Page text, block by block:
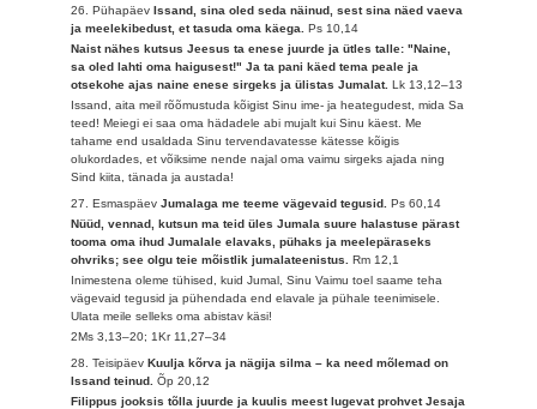
26. PühapäevIssand, sina oled seda näinud, sest sina näed vaeva
ja meelekibedust, et tasuda oma käega.Ps 10,14
Naist nähes kutsus Jeesus ta enese juurde ja ütles talle: "Naine,
sa oled lahti oma haigusest!" Ja ta pani käed tema peale ja
otsekohe ajas naine enese sirgeks ja ülistas Jumalat.Lk 13,12–13
Issand, aita meil rõõmustuda kõigist Sinu ime- ja heategudest, mida Sa
teed! Meiegi ei saa oma hädadele abi mujalt kui Sinu käest. Me
tahame end usaldada Sinu tervendavatesse kätesse kõigis
olukordades, et võiksime nende najal oma vaimu sirgeks ajada ning
Sind kiita, tänada ja austada!
27. EsmaspäevJumalaga me teeme vägevaid tegusid.Ps 60,14
Nüüd, vennad, kutsun ma teid üles Jumala suure halastuse pärast
tooma oma ihud Jumalale elavaks, pühaks ja meelepäraseks
ohvriks; see olgu teie mõistlik jumalateenistus.Rm 12,1
Inimestena oleme tühised, kuid Jumal, Sinu Vaimu toel saame teha
vägevaid tegusid ja pühendada end elavale ja pühale teenimisele.
Ulata meile selleks oma abistav käsi!
2Ms 3,13–20; 1Kr 11,27–34
28. TeisipäevKuulja kõrva ja nägija silma – ka need mõlemad on
Issand teinud.Õp 20,12
Filippus jooksis tõlla juurde ja kuulis meest lugevat prohvet Jesaja